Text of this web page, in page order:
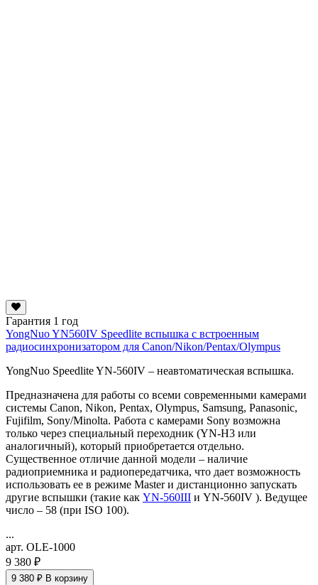
Гарантия 1 год
YongNuo YN560IV Speedlite вспышка с встроенным
радиосинхронизатором для Canon/Nikon/Pentax/Olympus
YongNuo Speedlite YN-560IV – неавтоматическая вспышка.
Предназначена для работы со всеми современными камерами
системы Canon, Nikon, Pentax, Olympus, Samsung, Panasonic,
Fujifilm, Sony/Minolta. Работа с камерами Sony возможна
только через специальный переходник (YN-H3 или
аналогичный), который приобретается отдельно.
Существенное отличие данной модели – наличие
радиоприемника и радиопередатчика, что дает возможность
использовать ее в режиме Master и дистанционно запускать
другие вспышки (такие как YN-560III и YN-560IV ). Ведущее
число – 58 (при ISO 100).
...
арт. OLE-1000
9 380 ₽
9 380 ₽ В корзину